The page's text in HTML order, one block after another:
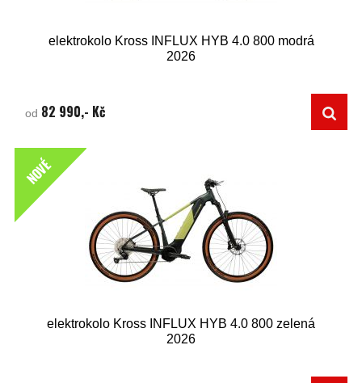
elektrokolo Kross INFLUX HYB 4.0 800 modrá
2026
od 82 990,- Kč
NOVÉ
elektrokolo Kross INFLUX HYB 4.0 800 zelená
2026